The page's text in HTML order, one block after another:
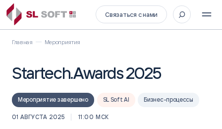
Связаться с нами
Главная Мероприятия
Startech.Awards 2025
Мероприятие завершено SL Soft AI Бизнес-процессы
01 АВГУСТА 2025 11:00 МСК